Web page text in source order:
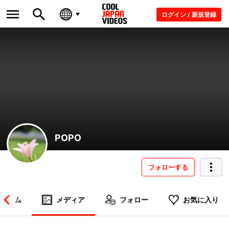
ログイン / 新規登録
POPO
フォローする
ホーム メディア フォロー お気に入り